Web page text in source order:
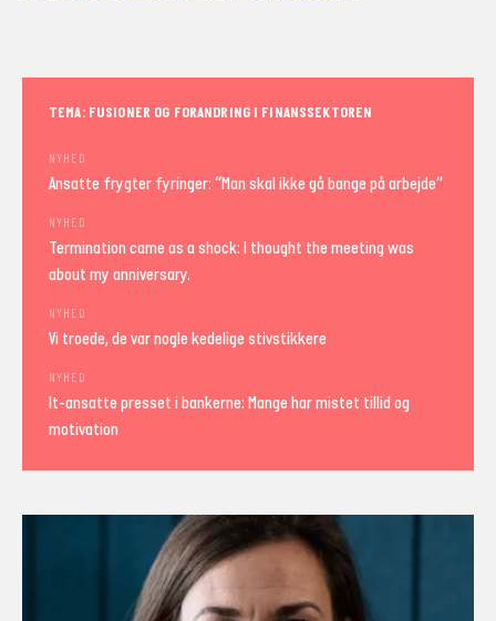
TEMA: FUSIONER OG FORANDRING I FINANSSEKTOREN
NYHED
Ansatte frygter fyringer: “Man skal ikke gå bange på arbejde”
NYHED
Termination came as a shock: I thought the meeting was
about my anniversary.
NYHED
Vi troede, de var nogle kedelige stivstikkere
NYHED
It-ansatte presset i bankerne: Mange har mistet tillid og
motivation